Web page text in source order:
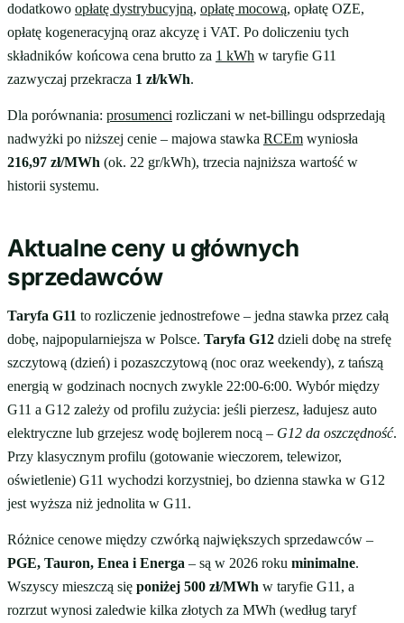
dodatkowo opłatę dystrybucyjną, opłatę mocową, opłatę OZE,
opłatę kogeneracyjną oraz akcyzę i VAT. Po doliczeniu tych
składników końcowa cena brutto za 1 kWh w taryfie G11
zazwyczaj przekracza 1 zł/kWh.
Dla porównania: prosumenci rozliczani w net-billingu odsprzedają
nadwyżki po niższej cenie – majowa stawka RCEm wyniosła
216,97 zł/MWh (ok. 22 gr/kWh), trzecia najniższa wartość w
historii systemu.
Aktualne ceny u głównych
sprzedawców
Taryfa G11 to rozliczenie jednostrefowe – jedna stawka przez całą
dobę, najpopularniejsza w Polsce. Taryfa G12 dzieli dobę na strefę
szczytową (dzień) i pozaszczytową (noc oraz weekendy), z tańszą
energią w godzinach nocnych zwykle 22:00-6:00. Wybór między
G11 a G12 zależy od profilu zużycia: jeśli pierzesz, ładujesz auto
elektryczne lub grzejesz wodę bojlerem nocą – G12 da oszczędność.
Przy klasycznym profilu (gotowanie wieczorem, telewizor,
oświetlenie) G11 wychodzi korzystniej, bo dzienna stawka w G12
jest wyższa niż jednolita w G11.
Różnice cenowe między czwórką największych sprzedawców –
PGE, Tauron, Enea i Energa – są w 2026 roku minimalne.
Wszyscy mieszczą się poniżej 500 zł/MWh w taryfie G11, a
rozrzut wynosi zaledwie kilka złotych za MWh (według taryf